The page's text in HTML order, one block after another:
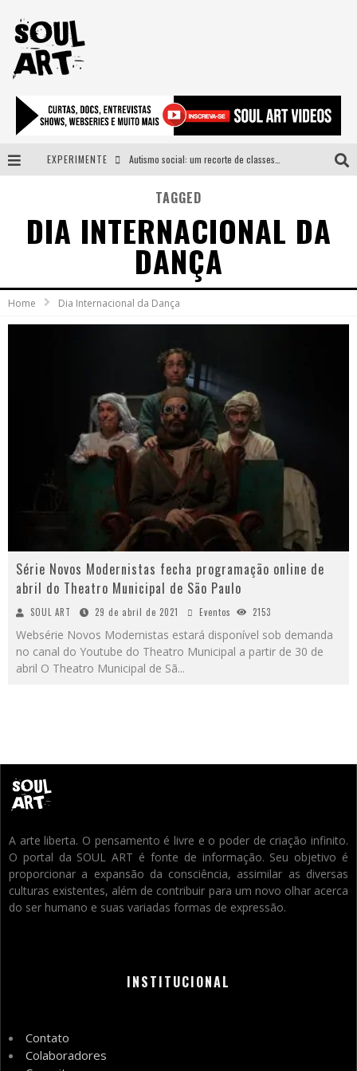
EXPERIMENTE
A subida da rampa é diferente!
Faça o bem! Mas, sem olhar a quem!?
TAGGED
DIA INTERNACIONAL DA
DANÇA
Home Dia Internacional da Dança
Série Novos Modernistas fecha programação online de
abril do Theatro Municipal de São Paulo
SOUL ART 29 de abril de 2021 Eventos 2153
Websérie Novos Modernistas estará disponível sob demanda
no canal do Youtube do Theatro Municipal a partir de 30 de
abril O Theatro Municipal de Sã...
A arte liberta. O pensamento é livre e o poder de criação infinito.
O portal da SOUL ART é fonte de informação. Seu objetivo é
proporcionar a expansão da consciência, assimilar as diversas
culturas existentes, além de contribuir para um novo olhar acerca
do ser humano e suas variadas formas de expressão.
INSTITUCIONAL
Contato
Colaboradores